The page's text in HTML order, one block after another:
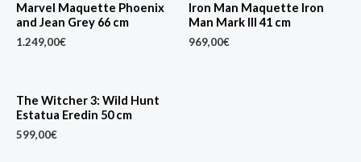
Marvel Maquette Phoenix
and Jean Grey 66 cm
1.249,00€
Iron Man Maquette Iron
Man Mark III 41 cm
969,00€
The Witcher 3: Wild Hunt
Estatua Eredin 50 cm
599,00€